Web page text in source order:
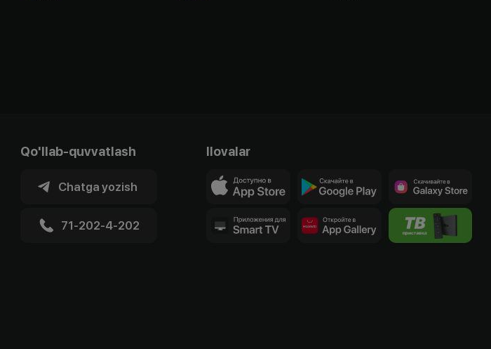
Qo'llab-quvvatlash
Chatga yozish
71-202-4-202
Ilovalar